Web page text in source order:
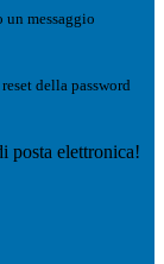
un messaggio
della password
posta elettronica!